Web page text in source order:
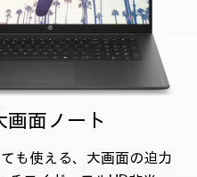
画面ノート
も使える、大画面の迫力